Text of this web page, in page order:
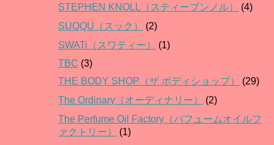
STEPHEN KNOLL（スティーブンノル）
(4)
SUQQU（スック）
(2)
SWATi（スワティー）
(1)
TBC (3)
THE BODY SHOP（ザ ボディショップ）
(29)
The Ordinary（オーディナリー）
(2)
The Perfume Oil Factory（パフュームオイルフ
ァクトリー）
(1)